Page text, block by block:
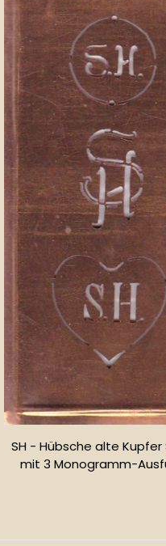
SH - Hübsche alte Kupfer
mit 3 Monogramm-